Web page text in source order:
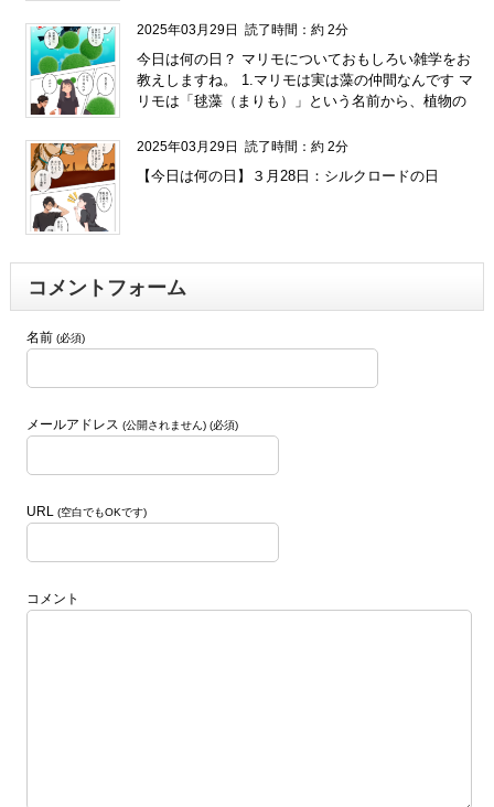
2025年03月29日 読了時間：約 2分
今日は何の日？ マリモについておもしろい雑学をお
教えしますね。 1.マリモは実は藻の仲間なんです マ
リモは「毬藻（まりも）」という名前から、植物の
す。糸状の藻が集まって丸い形になることで、あの
とても貴重です 日本では北海道の阿寒湖がマリモの
んですよ。 3.マリモは自分で丸くなるんです マリモ
が丸い形をしているのは、湖の水流や光の影響で自
然に転がりながら成長するからなんです。この動き
4.ペットとして人気なんです マリモは手入れが簡単
なんですよ。 3-29.png マリモって不思議で魅力的な
でマンガを描いて見たいと思う方はこちらをクリッ
2025年03月29日 読了時間：約 2分
【今日は何の日】３月28日：シルクロードの日
コメントフォーム
名前 (必須)
メールアドレス (公開されません) (必須)
URL (空白でもOKです)
コメント